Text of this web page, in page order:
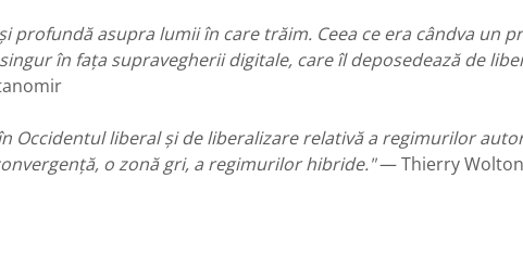
profundă asupra lumii în care trăim. Ceea ce era cândva un
în fața supravegherii digitale, care îl deposedează de
Occidentul liberal și de liberalizare relativă a regimurilor
o zonă gri, a regimurilor hibride."— Thierry Wolton